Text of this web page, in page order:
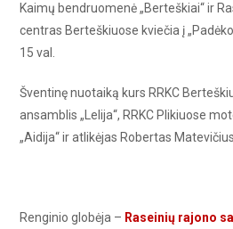
Kaimų bendruomenė „Berteškiai“ ir
centras Berteškiuose kviečia į
15 val.
Šventinę nuotaiką kurs RRKC
ansamblis „Lelija“, RRKC Plikiuose
„Aidija“ ir atlikėjas Robertas Matevičius.
Renginio globėja – Raseinių rajono